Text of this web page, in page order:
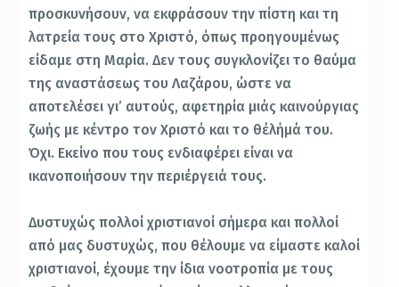
προσκυνήσουν, να εκφράσουν την πίστη και τη
λατρεία τους στο Χριστό, όπως προηγουμένως
είδαμε στη Μαρία. Δεν τους συγκλονίζει το θαύμα
της αναστάσεως του Λαζάρου, ώστε να
αποτελέσει γι’ αυτούς, αφετηρία μιάς καινούργιας
ζωής με κέντρο τον Χριστό και το θέλήμά του.
Όχι. Εκείνο που τους ενδιαφέρει είναι να
ικανοποιήσουν την περιέργειά τους.
Δυστυχώς πολλοί χριστιανοί σήμερα και πολλοί
από μας δυστυχώς, που θέλουμε να είμαστε καλοί
χριστιανοί, έχουμε την ίδια νοοτροπία με τους